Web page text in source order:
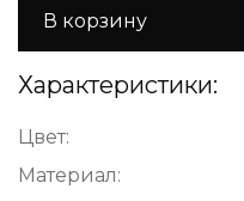
В корзину
Характеристики:
Цвет:
Материал: